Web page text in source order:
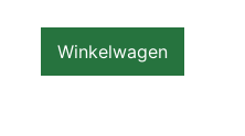
Winkelwagen